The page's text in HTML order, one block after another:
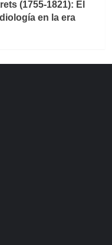
(1755-1821): El
en la era